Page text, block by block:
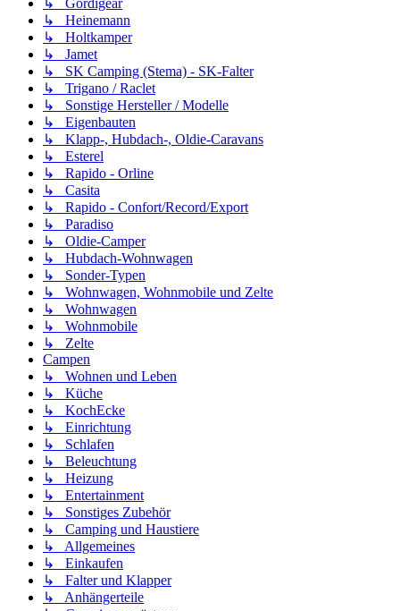
↳ Gordigear
↳ Heinemann
↳ Holtkamper
↳ Jamet
↳ SK Camping (Stema) - SK-Falter
↳ Trigano / Raclet
↳ Sonstige Hersteller / Modelle
↳ Eigenbauten
↳ Klapp-, Hubdach-, Oldie-Caravans
↳ Esterel
↳ Rapido - Orline
↳ Casita
↳ Rapido - Confort/Record/Export
↳ Paradiso
↳ Oldie-Camper
↳ Hubdach-Wohnwagen
↳ Sonder-Typen
↳ Wohnwagen, Wohnmobile und Zelte
↳ Wohnwagen
↳ Wohnmobile
↳ Zelte
Campen
↳ Wohnen und Leben
↳ Küche
↳ KochEcke
↳ Einrichtung
↳ Schlafen
↳ Beleuchtung
↳ Heizung
↳ Entertainment
↳ Sonstiges Zubehör
↳ Camping und Haustiere
↳ Allgemeines
↳ Einkaufen
↳ Falter und Klapper
↳ Anhängerteile